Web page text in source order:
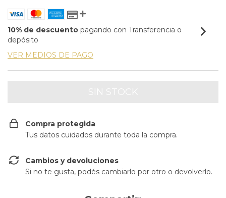
10% de descuento pagando con Transferencia o
depósito
VER MEDIOS DE PAGO
Compra protegida
Tus datos cuidados durante toda la compra.
Cambios y devoluciones
Si no te gusta, podés cambiarlo por otro o devolverlo.